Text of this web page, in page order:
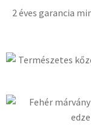
2 éves garancia